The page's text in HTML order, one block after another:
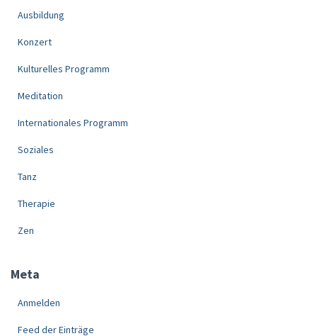
Ausbildung
Konzert
Kulturelles Programm
Meditation
Internationales Programm
Soziales
Tanz
Therapie
Zen
Meta
Anmelden
Feed der Einträge